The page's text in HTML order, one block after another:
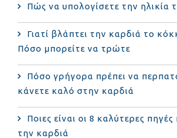
Πώς να υπολογίσετε την ηλικία
Γιατί βλάπτει την καρδιά το
Πόσο μπορείτε να τρώτε
Πόσο γρήγορα πρέπει να
κάνετε καλό στην καρδιά
Ποιες είναι οι 8 καλύτερες
την καρδιά